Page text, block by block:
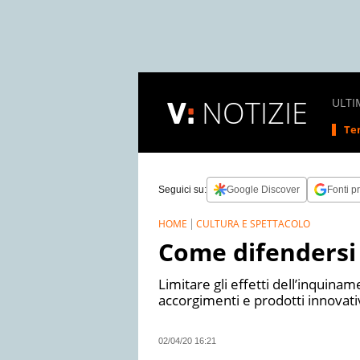
NOTIZIE
Seguici su: Google Discover Fonti
HOME CULTURA E SPETTACOLO
Come
Limitare gli effetti
accorgimenti e prodotti
02/04/20 16:21